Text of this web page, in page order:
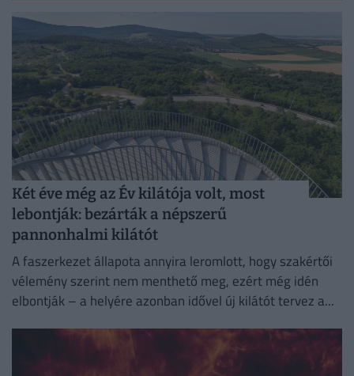
Két éve még az Év kilátója volt, most
lebontják: bezárták a népszerű
pannonhalmi kilátót
A faszerkezet állapota annyira leromlott, hogy szakértői
vélemény szerint nem menthető meg, ezért még idén
elbontják – a helyére azonban idővel új kilátót tervez a...